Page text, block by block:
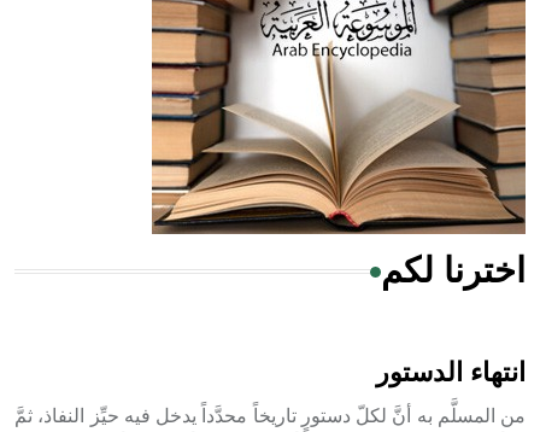
- هل تعلم أن المرجان إفراز حيواني يتكون في البحر ويتركب
من مادة كربونات الكلسيوم، وهو أحمر أو شديد الحمرة وهو
أجود أنواعه، ويمتاز بكبر الحجم ويسمى الش
هل تعلم أن الأبسيد كلمة فرنسية اللفظ تم اعتمادها مصطلحاً
اخترنا لكم
انتهاء الدستور
من المسلَّم به أنَّ لكلّ دستورٍ تاريخاً محدَّداً يدخل فيه حيِّز النفاذ، ثمَّ